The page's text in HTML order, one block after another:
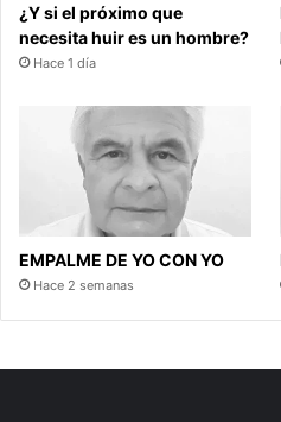
¿Y si el próximo que
necesita huir es un hombre?
Hace 1 día
EMPALME DE YO CON YO
Hace 2 semanas